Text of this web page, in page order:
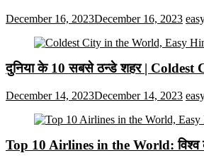
December 16, 2023December 16, 2023
दुनिया के 10 सबसे ठन्डे शहर |
December 14, 2023December 14, 2023
Top 10 Airlines in the World: विश्व